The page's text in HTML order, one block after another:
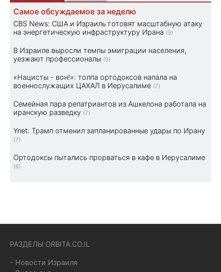
Самое обсуждаемое за неделю
CBS News: США и Израиль готовят масштабную атаку
на энергетическую инфраструктуру Ирана (9)
В Израиле выросли темпы эмиграции населения,
уезжают профессионалы (9)
«Нацисты - вон!»: толпа ортодоксов напала на
военнослужащих ЦАХАЛ в Иерусалиме (7)
Семейная пара репатриантов из Ашкелона работала на
иранскую разведку (7)
Ynet: Трамп отменил запланированные удары по Ирану
(7)
Ортодоксы пытались прорваться в кафе в Иерусалиме
(6)
РАЗДЕЛЫ ORBITA.CO.IL
- Новости Израиля